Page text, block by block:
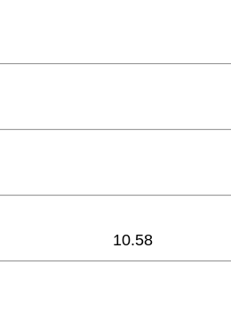
10.58